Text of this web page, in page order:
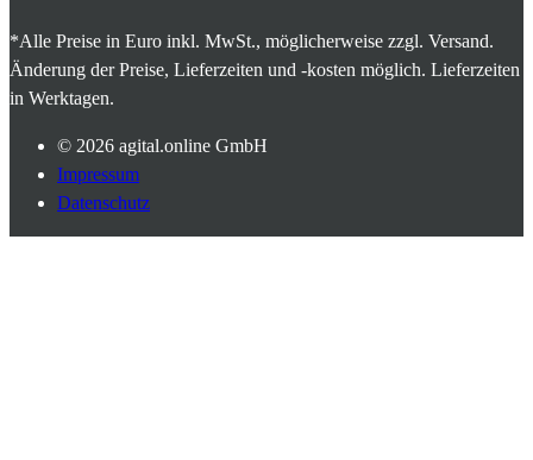
*Alle Preise in Euro inkl. MwSt., möglicherweise zzgl. Versand.
Änderung der Preise, Lieferzeiten und -kosten möglich. Lieferzeiten
in Werktagen.
© 2026 agital.online GmbH
Impressum
Datenschutz